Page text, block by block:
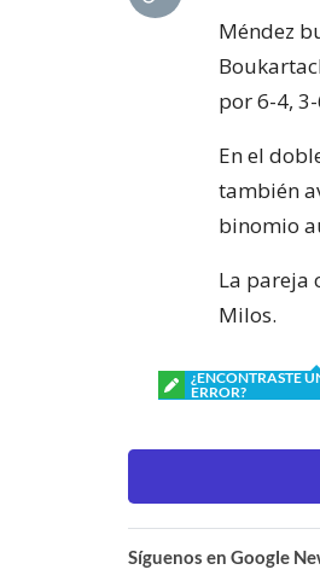
Méndez
por 6-4,
En el
también
binomio
La pareja
Milos.
¿ENCONTRASTE
ERROR?
Síguenos en Google